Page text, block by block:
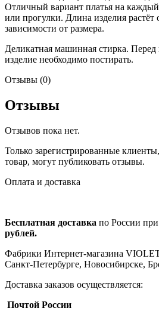
Отличный вариант платья на
или прогулки. Длина изделия растёт
зависимости от размера.
Деликатная машинная стирка.
изделие необходимо постирать.
Отзывы (0)
Отзывы
Отзывов пока нет.
Только зарегистрированные
товар, могут публиковать отзывы.
Оплата и доставка
Бесплатная доставка по России
рублей.
Фабрики Интернет-магазина
Санкт-Петербурге, Новосибирске,
Доставка заказов осуществляется:
Почтой России